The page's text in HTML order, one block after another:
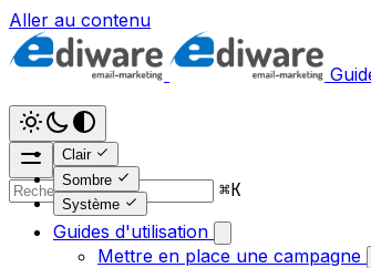
Aller au contenu
Clair
Sombre
Système
⌘K
Guides d'utilisation
Mettre en place une campagne